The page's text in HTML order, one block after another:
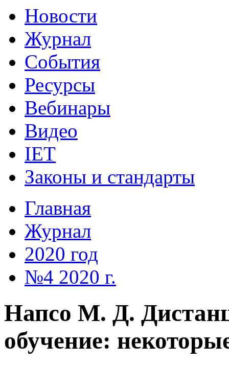
Новости
Журнал
События
Ресурсы
Вебинары
Видео
IET
Законы и стандарты
Главная
Журнал
2020 год
№4 2020 г.
Напсо М. Д.
обучение: